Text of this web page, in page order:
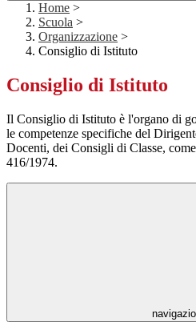
Home >
Scuola >
Organizzazione >
Consiglio di Istituto
Consiglio di Istituto
Il Consiglio di Istituto è l'organo di
le competenze specifiche del
Docenti, dei Consigli di Classe,
416/1974.